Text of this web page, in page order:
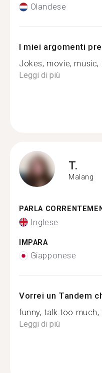
Olandese
I miei argomenti
Jokes, movie, music,
Leggi di più
T.
Malang
PARLA
Inglese
IMPARA
Giapponese
Vorrei un Tandem
funny, talk too
Leggi di più